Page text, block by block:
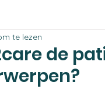
de
te lezen